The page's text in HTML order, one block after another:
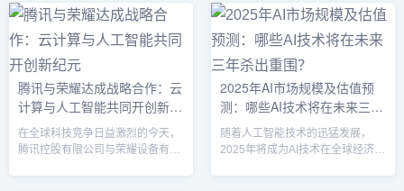
用具备自主性AI，企业对数据的依
赖和利用将达到空前水平。在这一
过程中，存储作为承载数据的关键
基础设施，正在经历前所未有的变
革。数据的力量：AI与数据的双向
推动人工智能的发展，离不开三个
关键要素：算力、算法和...
着该公司在量子AI领域的进一步发
展，预计将加速其在医疗、金融等
多个行业的创新应用。背景与融资
SandboxAQ由前谷歌高管创办，
最初是谷歌母公司Alphabet旗下的
一部分，专注于量子计算与人工智
能技术的结合。公司于2022年从
创企业。在过...
腾讯与荣耀达成战略合作：云
计算与人工智能共同开创新纪
元
在全球科技竞争日益激烈的今天，
腾讯控股有限公司与荣耀设备有限
2025年AI市场规模及估值预
测：哪些AI技术将在未来三年
杀出重围？
随着人工智能技术的迅猛发展，
2025年将成为AI技术在全球经济和